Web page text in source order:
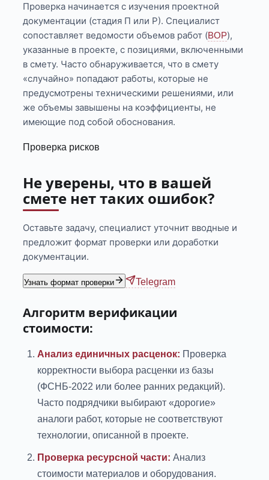
Проверка начинается с изучения проектной
документации (стадия П или Р). Специалист
сопоставляет ведомости объемов работ (ВОР),
указанные в проекте, с позициями, включенными
в смету. Часто обнаруживается, что в смету
«случайно» попадают работы, которые не
предусмотрены техническими решениями, или
же объемы завышены на коэффициенты, не
имеющие под собой обоснования.
Проверка рисков
Не уверены, что в вашей
смете нет таких ошибок?
Оставьте задачу, специалист уточнит вводные и
предложит формат проверки или доработки
документации.
Узнать формат проверки Telegram
Алгоритм верификации
стоимости:
Анализ единичных расценок: Проверка
корректности выбора расценки из базы
(ФСНБ-2022 или более ранних редакций).
Часто подрядчики выбирают «дорогие»
аналоги работ, которые не соответствуют
технологии, описанной в проекте.
Проверка ресурсной части: Анализ
стоимости материалов и оборудования.